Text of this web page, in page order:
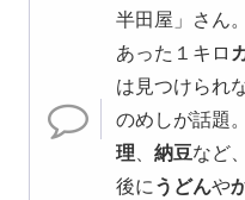
半田屋」さん
あった１キロ
は見つけられ
のめしが話題。
理、 納豆など
後にうどんや